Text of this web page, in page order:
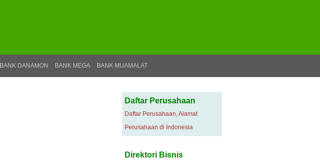
BANK DANAMON BANK MEGA BANK MUAMALAT
Daftar Perusahaan
Daftar Perusahaan, Alamat
Perusahaan di Indonesia
Direktori Bisnis